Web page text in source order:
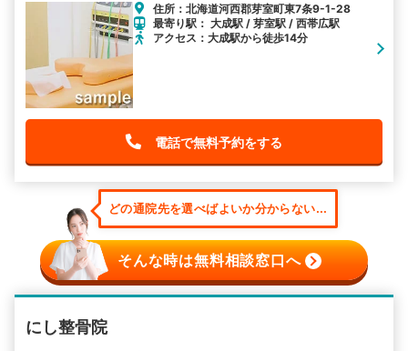
住所：北海道河西郡芽室町東7条9-1-28
最寄り駅： 大成駅 / 芽室駅 / 西帯広駅
アクセス：大成駅から徒歩14分
電話で無料予約をする
どの通院先を選べばよいか分からない...
そんな時は無料相談窓口へ
にし整骨院